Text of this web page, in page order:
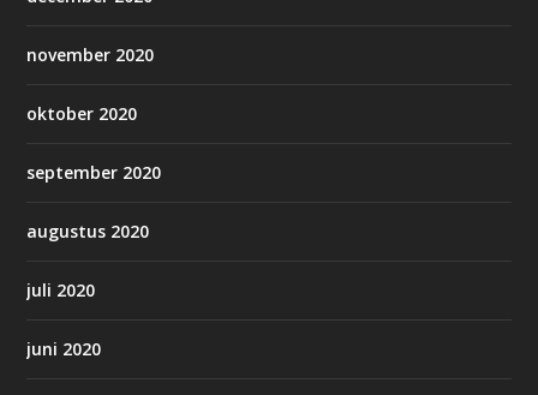
november 2020
oktober 2020
september 2020
augustus 2020
juli 2020
juni 2020